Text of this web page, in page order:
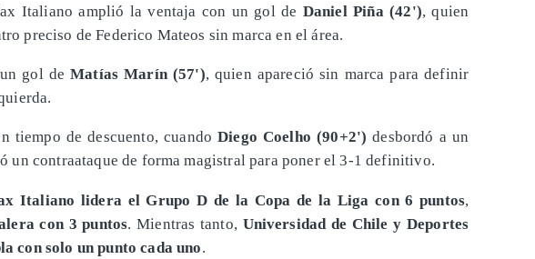
Italiano amplió la ventaja con un gol de Daniel Piña (42'), quien
preciso de Federico Mateos sin marca en el área.
un gol deMatías Marín (57'), quien apareció sin marca para definir
tiempo de descuento, cuandoDiego Coelho (90+2') desbordó a un
un contraataque de forma magistral para poner el 3-1 definitivo.
Italiano lidera el Grupo D de la Copa de la Liga con 6 puntos,
con 3 puntos. Mientras tanto, Universidad de Chile y Deportes
con solo un punto cada uno.